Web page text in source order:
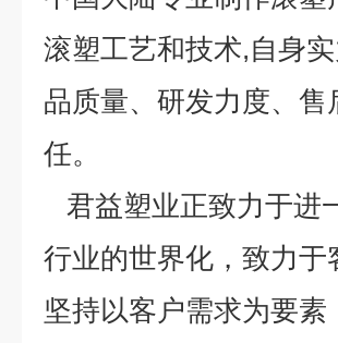
滚塑工艺和技术,自身
品质量、研发力度、
任。
君益塑业正致力于进
行业的世界化，致力
坚持以客户需求为要